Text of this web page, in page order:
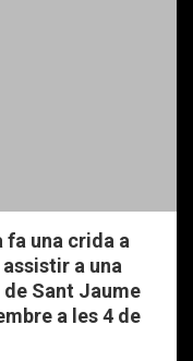
fa una crida a
a una
Sant Jaume
a les 4 de